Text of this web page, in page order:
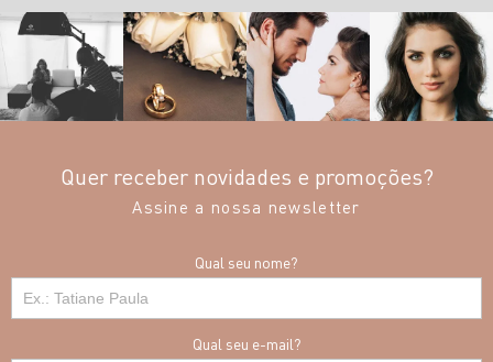
Quer receber novidades e promoções?
Assine a nossa newsletter
Qual seu nome?
Qual seu e-mail?